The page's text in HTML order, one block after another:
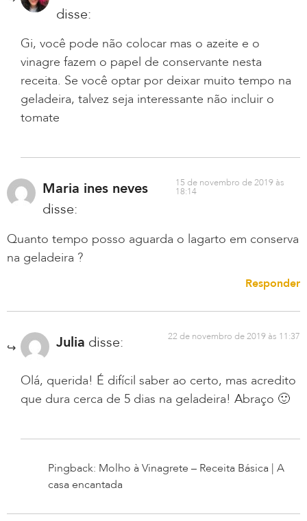
disse:
Gi, você pode não colocar mas o azeite e o
vinagre fazem o papel de conservante nesta
receita. Se você optar por deixar muito tempo na
geladeira, talvez seja interessante não incluir o
tomate
Maria ines neves
disse:
15 de novembro de 2019 às
18:14
Quanto tempo posso aguarda o lagarto em conserva
na geladeira ?
Responder
Julia disse: 22 de novembro de 2019 às 11:37
Olá, querida! É difícil saber ao certo, mas acredito
que dura cerca de 5 dias na geladeira! Abraço 🙂
Pingback: Molho à Vinagrete – Receita Básica | A
casa encantada